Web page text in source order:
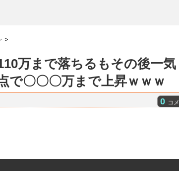
>
万まで落ちるもその後一気
で〇〇〇万まで上昇ｗｗｗ
0 コメ